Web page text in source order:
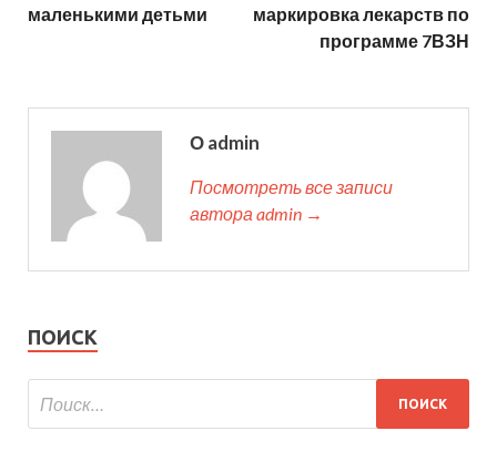
маленькими детьми
маркировка лекарств по
программе 7ВЗН
О admin
Посмотреть все записи
автора admin →
ПОИСК